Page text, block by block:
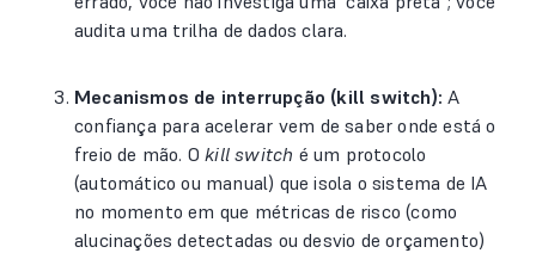
audita uma trilha de dados clara.
Mecanismos de interrupção (kill switch): A
confiança para acelerar vem de saber onde está o
freio de mão. Okill switch é um protocolo
(automático ou manual) que isola o sistema de IA
no momento em que métricas de risco (como
alucinações detectadas ou desvio de orçamento)